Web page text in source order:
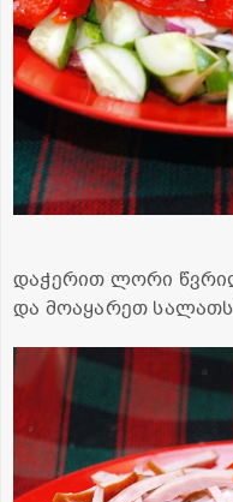
დაჭერით ლორი
და მოაყარეთ